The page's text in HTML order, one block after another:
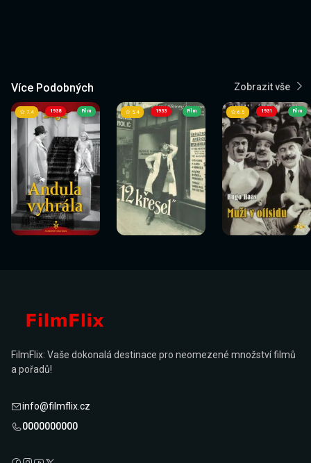
Více Podobných Zobrazit vše
1938
Sledovat
nyní
7.4 Film
Sledovat
nyní
1933
Sledovat
nyní
5.4 Film
Sledovat
nyní
1931
Sledovat
nyní
6.5 Film
Sledovat
FilmFlix: Vaše dokonalá destinace pro neomezené množství filmů
a pořadů!
info@filmflix.cz
0000000000